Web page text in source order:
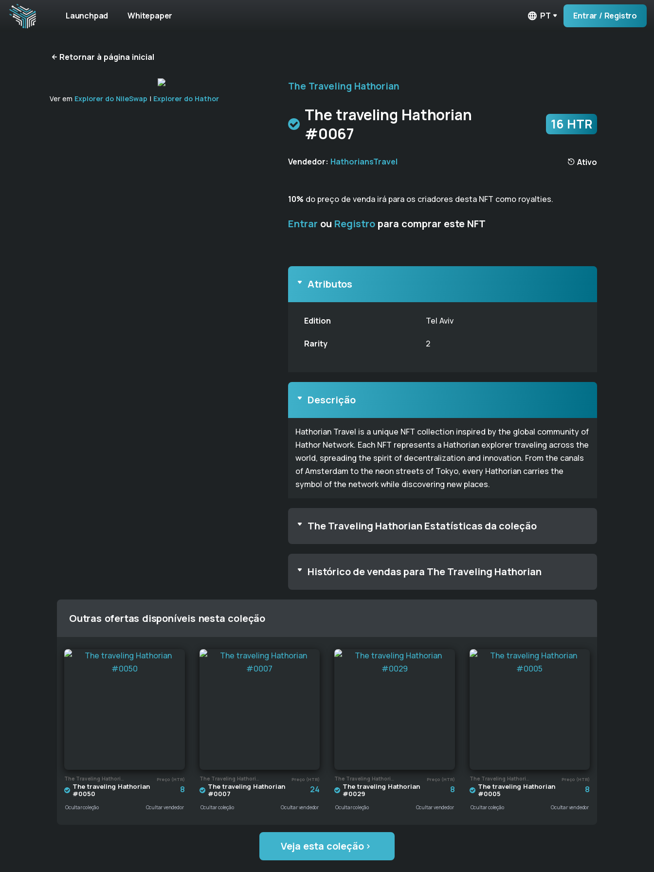
Launchpad Whitepaper PT Entrar / Registro
Retornar à página inicial
Ver em Explorer do NileSwap | Explorer do Hathor
The Traveling Hathorian
The traveling Hathorian
#0067
16 HTR
Vendedor: HathoriansTravel Ativo
10% do preço de venda irá para os criadores desta NFT como royalties.
Entrar ou Registro para comprar este NFT
Atributos
Edition Tel Aviv
Rarity 2
Descrição
Hathorian Travel is a unique NFT collection inspired by the global community of
Hathor Network. Each NFT represents a Hathorian explorer traveling across the
world, spreading the spirit of decentralization and innovation. From the canals
of Amsterdam to the neon streets of Tokyo, every Hathorian carries the
symbol of the network while discovering new places.
The Traveling Hathorian Estatísticas da coleção
Histórico de vendas para The Traveling Hathorian
Outras ofertas disponíveis nesta coleção
Preço (HTR)
The traveling Hathorian
#0050
8
Ocultar coleção Ocultar vendedor
Preço (HTR)
The traveling Hathorian
#0007
24
Ocultar coleção Ocultar vendedor
Preço (HTR)
The traveling Hathorian
#0029
8
Ocultar coleção Ocultar vendedor
Preço (HTR)
The traveling Hathorian
#0005
8
Ocultar coleção Ocultar vendedor
Veja esta coleção